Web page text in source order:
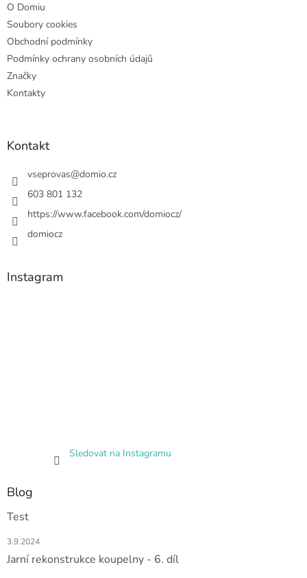
O Domiu
Soubory cookies
Obchodní podmínky
Podmínky ochrany osobních údajů
Značky
Kontakty
Kontakt
vseprovas@domio.cz
603 801 132
https://www.facebook.com/domiocz/
domiocz
Instagram
Sledovat na Instagramu
Blog
Test
3.9.2024
Jarní rekonstrukce koupelny - 6. díl